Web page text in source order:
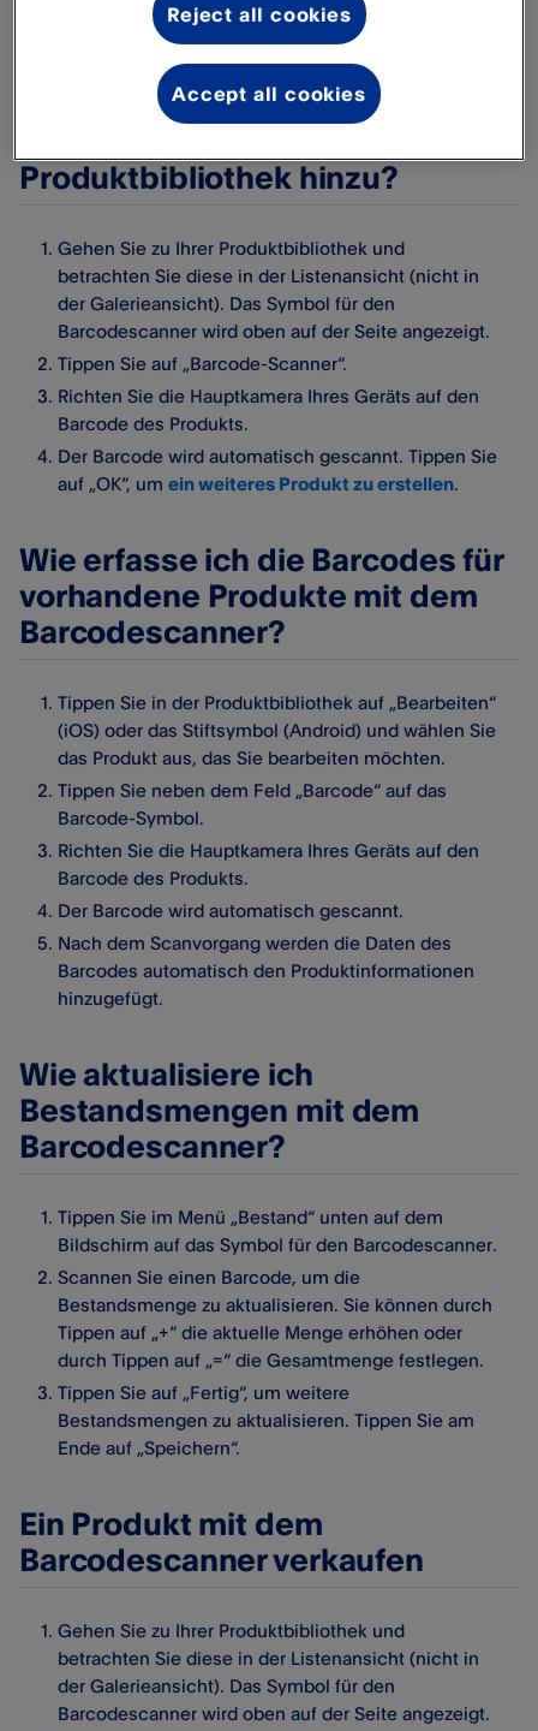
Wie füge ich neue Produkte mit
Produktbibliothek hinzu?
Gehen Sie zu Ihrer Produktbibliothek und
betrachten Sie diese in der Listenansicht (nicht in
der Galerieansicht). Das Symbol für den
Barcodescanner wird oben auf der Seite angezeigt.
Tippen Sie auf „Barcode-Scanner“.
Richten Sie die Hauptkamera Ihres Geräts auf den
Barcode des Produkts.
Der Barcode wird automatisch gescannt. Tippen Sie
auf „OK“, um ein weiteres Produkt zu erstellen.
Wie erfasse ich die Barcodes für
vorhandene Produkte mit dem
Barcodescanner?
Tippen Sie in der Produktbibliothek auf „Bearbeiten“
(iOS) oder das Stiftsymbol (Android) und wählen Sie
das Produkt aus, das Sie bearbeiten möchten.
Tippen Sie neben dem Feld „Barcode“ auf das
Barcode-Symbol.
Richten Sie die Hauptkamera Ihres Geräts auf den
Barcode des Produkts.
Der Barcode wird automatisch gescannt.
Nach dem Scanvorgang werden die Daten des
Barcodes automatisch den Produktinformationen
hinzugefügt.
Wie aktualisiere ich
Bestandsmengen mit dem
Barcodescanner?
Tippen Sie im Menü „Bestand“ unten auf dem
Bildschirm auf das Symbol für den Barcodescanner.
Scannen Sie einen Barcode, um die
Bestandsmenge zu aktualisieren. Sie können durch
Tippen auf „+“ die aktuelle Menge erhöhen oder
durch Tippen auf „=“ die Gesamtmenge festlegen.
Tippen Sie auf „Fertig“, um weitere
Bestandsmengen zu aktualisieren. Tippen Sie am
Ende auf „Speichern“.
Ein Produkt mit dem
Barcodescanner verkaufen
Gehen Sie zu Ihrer Produktbibliothek und
betrachten Sie diese in der Listenansicht (nicht in
der Galerieansicht). Das Symbol für den
Barcodescanner wird oben auf der Seite angezeigt.
Reject all cookies
Accept all cookies